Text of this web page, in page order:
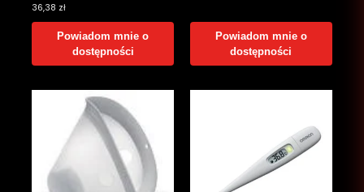
36,38 zł
Powiadom mnie o
dostępności
Powiadom mnie o
dostępności